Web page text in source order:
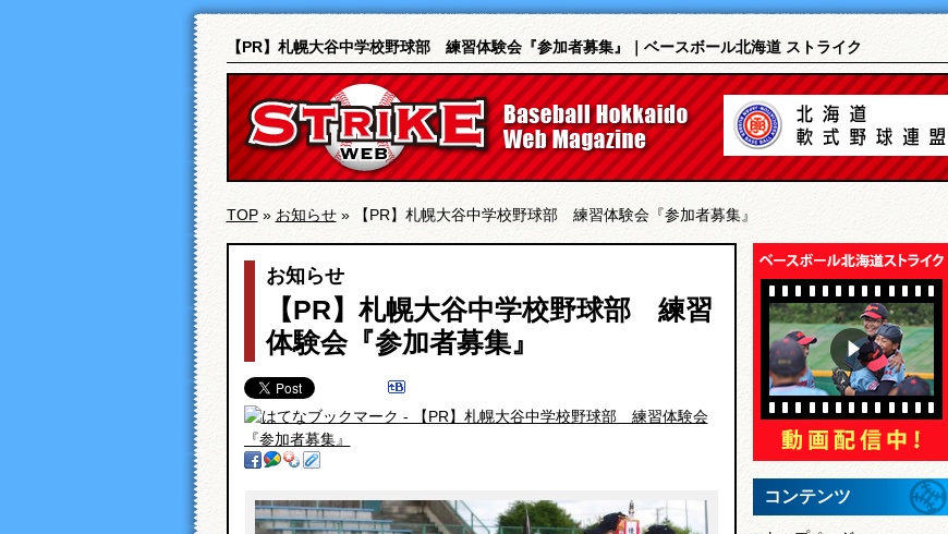
【PR】札幌大谷中学校野球部 練習体験会『参加者募集』｜ベースボール北海道 ストライク
TOP » お知らせ» 【PR】札幌大谷中学校野球部 練習体験会『参加者募集』
お知らせ
【PR】札幌大谷中学校野球部 練習
体験会『参加者募集』
コンテンツ